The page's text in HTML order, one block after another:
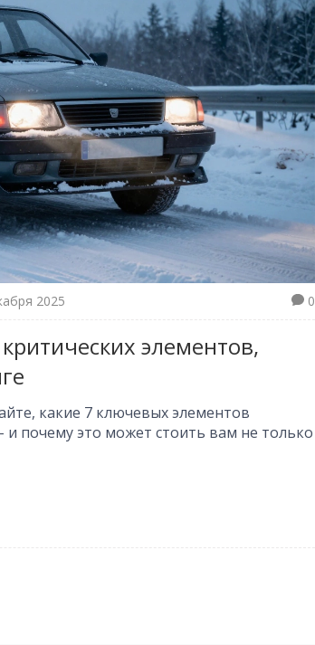
2025 0
элементов,
какие 7 ключевых элементов
почему это может стоить вам не только